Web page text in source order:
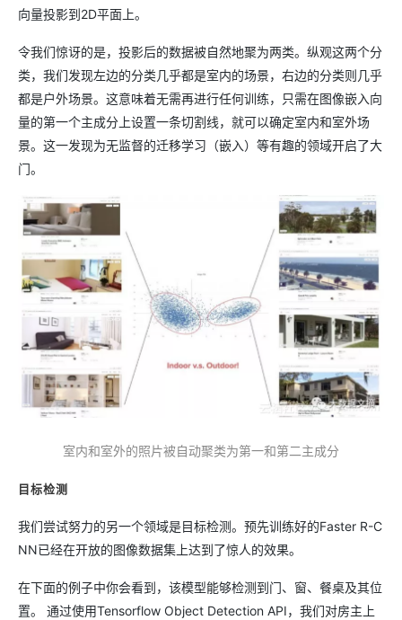
向量投影到2D平面上。
令我们惊讶的是，投影后的数据被自然地聚为两类。纵观这两个分
类，我们发现左边的分类几乎都是室内的场景，右边的分类则几乎
都是户外场景。这意味着无需再进行任何训练，只需在图像嵌入向
量的第一个主成分上设置一条切割线，就可以确定室内和室外场
景。这一发现为无监督的迁移学习（嵌入）等有趣的领域开启了大
门。
室内和室外的照片被自动聚类为第一和第二主成分
目标检测
我们尝试努力的另一个领域是目标检测。预先训练好的Faster R-C
NN已经在开放的图像数据集上达到了惊人的效果。
在下面的例子中你会看到，该模型能够检测到门、窗、餐桌及其位
置。 通过使用Tensorflow Object Detection API，我们对房主上